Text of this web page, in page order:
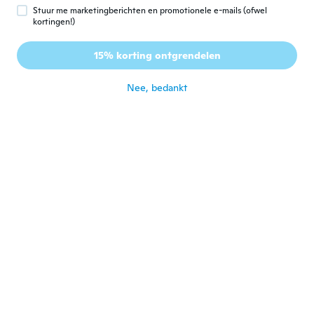
Paqui
Lid geworden van 2017 · 16 beoordelingen
Stuur me marketingberichten en promotionele e-mails (ofwel
kortingen!)
15% korting ontgrendelen
Nee, bedankt